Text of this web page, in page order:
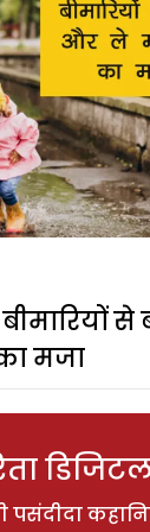
से
मजा
पसंदीदा